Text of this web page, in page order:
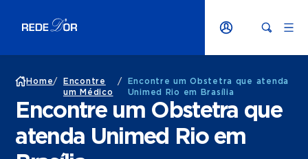
Home/
Encontre
um Médico
/
Encontre um Obstetra que atenda
Unimed Rio em Brasília
Encontre um Obstetra que
atenda Unimed Rio em